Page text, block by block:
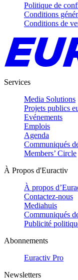
Politique de
Conditions
Conditions de
Services
Media Solutions
Projets publics
Evénements
Emplois
Agenda
Communiqués
Members’ Circle
À Propos d'Euractiv
À propos
Contactez-nous
Mediahuis
Communiqués
Publicité
Abonnements
Euractiv Pro
Newsletters